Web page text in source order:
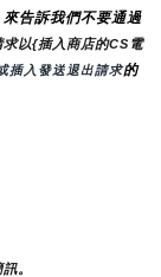
告訴我們不要通過
以{插入商店的CS電
插入發送退出請求的
。